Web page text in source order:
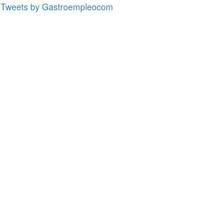
Tweets by Gastroempleocom